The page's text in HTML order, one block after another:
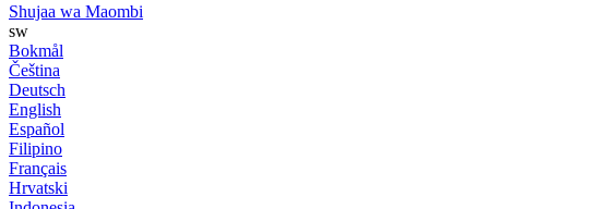
Shujaa wa Maombi
sw
Bokmål
Čeština
Deutsch
English
Español
Filipino
Français
Hrvatski